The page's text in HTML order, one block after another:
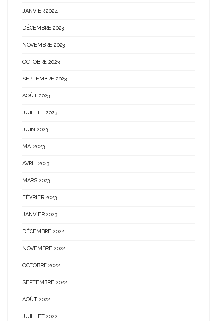
JANVIER 2024
DÉCEMBRE 2023
NOVEMBRE 2023
OCTOBRE 2023
SEPTEMBRE 2023
AOÛT 2023
JUILLET 2023
JUIN 2023
MAI 2023
AVRIL 2023
MARS 2023
FÉVRIER 2023
JANVIER 2023
DÉCEMBRE 2022
NOVEMBRE 2022
OCTOBRE 2022
SEPTEMBRE 2022
AOÛT 2022
JUILLET 2022